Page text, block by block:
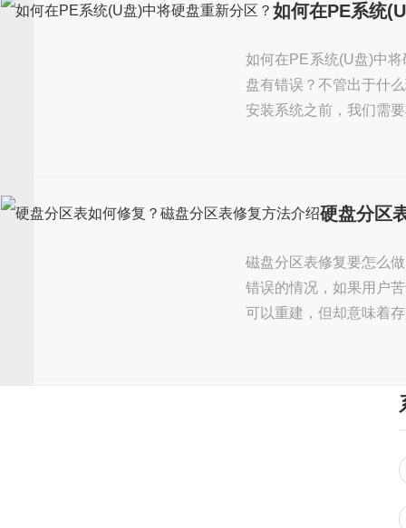
如何在PE系统
如何在PE系统(U盘)中
盘有错误？不管出于什
安装系统之前，我们需
硬盘分区
磁盘分区表修复要怎么
错误的情况，如果用户
可以重建，但却意味着